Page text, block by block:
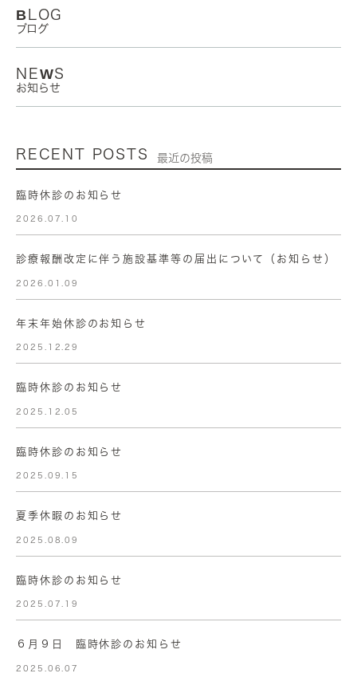
BLOG
ブログ
NEWS
お知らせ
RECENT POSTS 最近の投稿
臨時休診のお知らせ
2026.07.10
診療報酬改定に伴う施設基準等の届出について（お知らせ）
2026.01.09
年末年始休診のお知らせ
2025.12.29
臨時休診のお知らせ
2025.12.05
臨時休診のお知らせ
2025.09.15
夏季休暇のお知らせ
2025.08.09
臨時休診のお知らせ
2025.07.19
６月９日 臨時休診のお知らせ
2025.06.07